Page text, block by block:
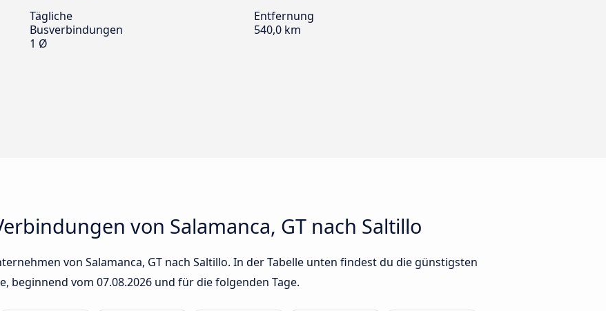
Tägliche
Busverbindungen
1 Ø
Entfernung
540,0 km
von Salamanca, GT nach Saltillo
von Salamanca, GT nach Saltillo. In der Tabelle unten findest du die günstigsten
beginnend vom 07.08.2026 und für die folgenden Tage.